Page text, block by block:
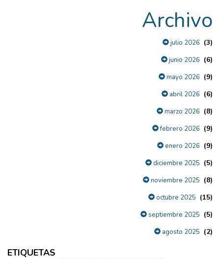
Archivo
julio 2026 (3)
junio 2026 (6)
mayo 2026 (9)
abril 2026 (6)
marzo 2026 (8)
febrero 2026 (9)
enero 2026 (9)
diciembre 2025 (5)
noviembre 2025 (8)
octubre 2025 (15)
septiembre 2025 (5)
agosto 2025 (2)
ETIQUETAS